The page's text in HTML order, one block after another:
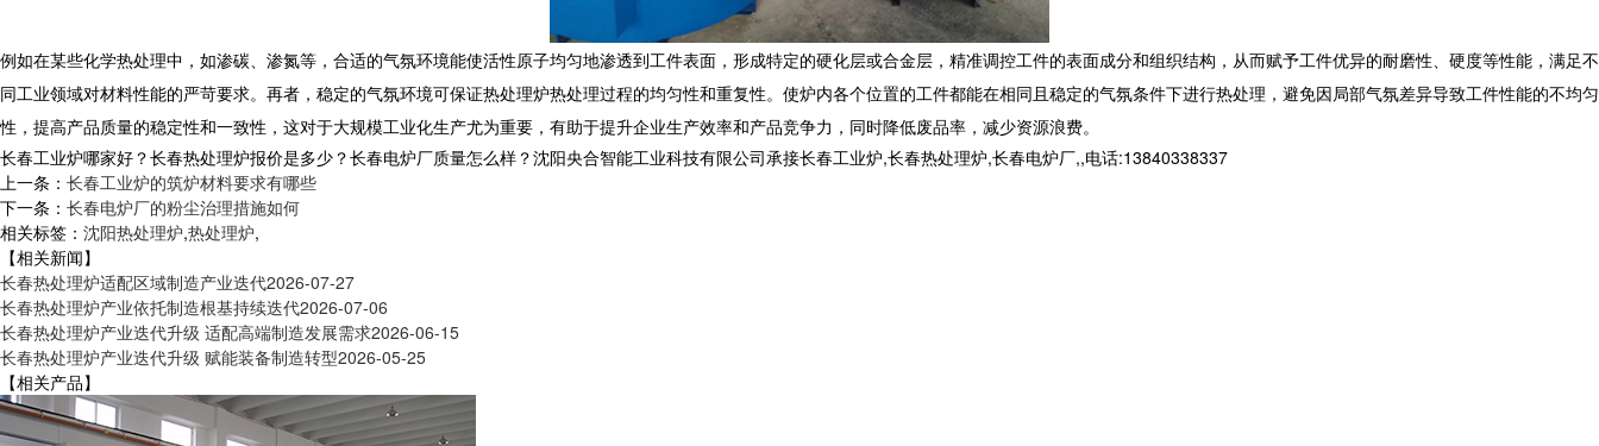
例如在某些化学热处理中，如渗碳、渗氮等，合适的气氛环境能使活性原子均匀地渗透到工件表面，形成特定的硬化层或合金层，精准调控工件的表面成分和组织结构，从而赋予工件优异的耐磨性、硬度等性能，满足不
同工业领域对材料性能的严苛要求。再者，稳定的气氛环境可保证热处理炉热处理过程的均匀性和重复性。使炉内各个位置的工件都能在相同且稳定的气氛条件下进行热处理，避免因局部气氛差异导致工件性能的不均匀
性，提高产品质量的稳定性和一致性，这对于大规模工业化生产尤为重要，有助于提升企业生产效率和产品竞争力，同时降低废品率，减少资源浪费。
长春工业炉哪家好？长春热处理炉报价是多少？长春电炉厂质量怎么样？沈阳央合智能工业科技有限公司承接长春工业炉,长春热处理炉,长春电炉厂,,电话:13840338337
上一条： 长春工业炉的筑炉材料要求有哪些
下一条： 长春电炉厂的粉尘治理措施如何
相关标签： 沈阳热处理炉,热处理炉,
【相关新闻】
长春热处理炉适配区域制造产业迭代2026-07-27
长春热处理炉产业依托制造根基持续迭代2026-07-06
长春热处理炉产业迭代升级 适配高端制造发展需求2026-06-15
长春热处理炉产业迭代升级 赋能装备制造转型2026-05-25
【相关产品】